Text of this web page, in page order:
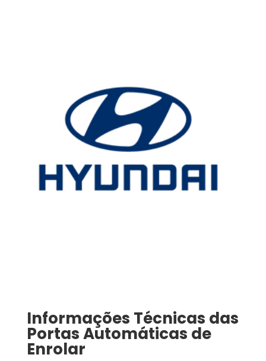
Informações Técnicas das
Portas Automáticas de
Enrolar